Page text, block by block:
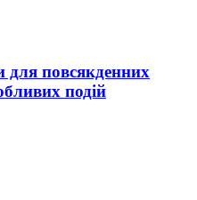
для повсякденних
подій